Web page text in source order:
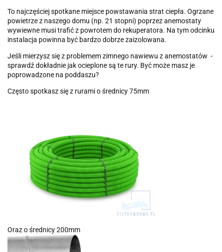
To najczęściej spotkane miejsce powstawania strat ciepła. Ogrzane
powietrze z naszego domu (np. 21 stopni) poprzez anemostaty
wywiewne musi trafić z powrotem do rekuperatora. Na tym odcinku
instalacja powinna być bardzo dobrze zaizolowana.
Jeśli mierzysz się z problemem zimnego nawiewu z anemostatów -
sprawdź dokładnie jak ocieplone są te rury. Być może masz je
poprowadzone na poddaszu?
Często spotkasz się z rurami o średnicy 75mm
Oraz o średnicy 200mm